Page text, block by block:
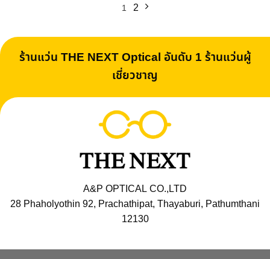
1 2
ร้านแว่น THE NEXT Optical อันดับ 1 ร้านแว่นผู้
เชี่ยวชาญ
A&P OPTICAL CO.,LTD
28 Phaholyothin 92, Prachathipat, Thayaburi, Pathumthani
12130